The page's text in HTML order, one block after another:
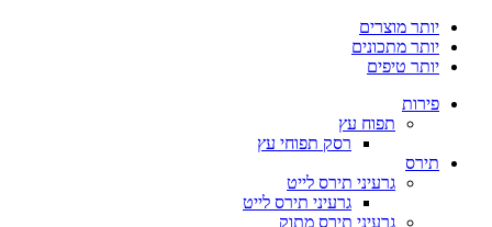
יותר מוצרים
יותר מתכונים
יותר טיפים
פירות
תפוח עץ
רסק תפוחי עץ
תירס
גרעיני תירס לייט
גרעיני תירס לייט
גרעיני תירס מתוק